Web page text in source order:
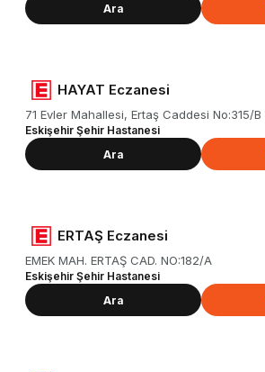
Ara
HAYAT Eczanesi
71 Evler Mahallesi, Ertaş Caddesi No:315/B
Eskişehir Şehir Hastanesi
Ara
ERTAŞ Eczanesi
EMEK MAH. ERTAŞ CAD. NO:182/A
Eskişehir Şehir Hastanesi
Ara